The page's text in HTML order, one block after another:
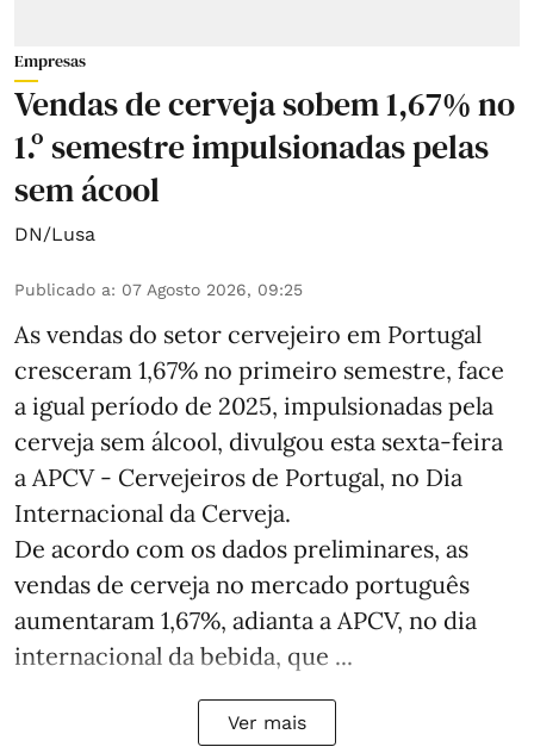
Empresas
Vendas de cerveja sobem 1,67% no
1.º semestre impulsionadas pelas
sem ácool
DN/Lusa
Publicado a: 07 Agosto 2026, 09:25
As vendas do setor cervejeiro em Portugal
cresceram 1,67% no primeiro semestre, face
a igual período de 2025, impulsionadas pela
cerveja sem álcool, divulgou esta sexta-feira
a APCV - Cervejeiros de Portugal, no Dia
Internacional da Cerveja.
De acordo com os dados preliminares, as
vendas de cerveja no mercado português
aumentaram 1,67%, adianta a APCV, no dia
internacional da bebida, que ...
Ver mais